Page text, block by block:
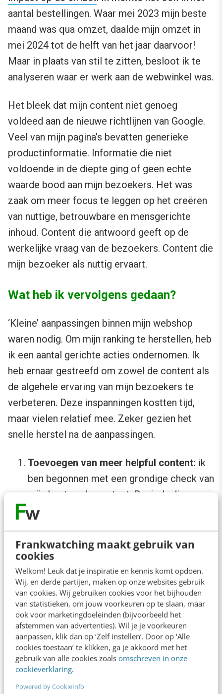
Frankwatching maakt gebruik van
cookies
Welkom! Leuk dat je inspiratie en kennis komt opdoen.
Wij, en derde partijen, maken op onze websites gebruik
van cookies. Wij gebruiken cookies voor het bijhouden
van statistieken, om jouw voorkeuren op te slaan, maar
ook voor marketingdoeleinden (bijvoorbeeld het
afstemmen van advertenties). Wil je je voorkeuren
aanpassen, klik dan op ‘Zelf instellen’. Door op ‘Alle
cookies toestaan’ te klikken, ga je akkoord met het
gebruik van alle cookies zoals omschreven in onze
cookieverklaring.
Powered by CookieInfo
aantal bestellingen. Waar mei 2023 mijn beste
maand was qua omzet, daalde mijn omzet in
mei 2024 tot de helft van het jaar daarvoor!
Maar in plaats van stil te zitten, besloot ik te
analyseren waar er werk aan de webwinkel was.
Het bleek dat mijn content niet genoeg
voldeed aan de nieuwe richtlijnen van Google.
Veel van mijn pagina’s bevatten generieke
productinformatie. Informatie die niet
voldoende in de diepte ging of geen echte
waarde bood aan mijn bezoekers. Het was
zaak om meer focus te leggen op het creëren
van nuttige, betrouwbare en mensgerichte
inhoud. Content die antwoord geeft op de
werkelijke vraag van de bezoekers. Content die
mijn bezoeker als nuttig ervaart.
Wat heb ik vervolgens gedaan?
‘Kleine’ aanpassingen binnen mijn webshop
waren nodig. Om mijn ranking te herstellen, heb
ik een aantal gerichte acties ondernomen. Ik
heb ernaar gestreefd om zowel de content als
de algehele ervaring van mijn bezoekers te
verbeteren. Deze inspanningen kostten tijd,
maar vielen relatief mee. Zeker gezien het
snelle herstel na de aanpassingen.
Toevoegen van meer helpful content: ik
ben begonnen met een grondige check van
mijn bestaande content. Pagina’s die
weinig waarde leken te bieden, heb ik
van content die specifiek inspeelt op de
behoeften en vragen van mijn doelgroep.
Ik schreef diepgaandere
productbeschrijvingen op productpagina’s
met tussenkoppen die een duidelijke
structuur bieden. Ook plaatste ik FAQ’s op
categoriepagina’s en daarnaast schreef ik
blogs die echt nuttige informatie bieden.
Actie: een veelgestelde vraag van mijn
klanten is of vintage-verlichting ook in de